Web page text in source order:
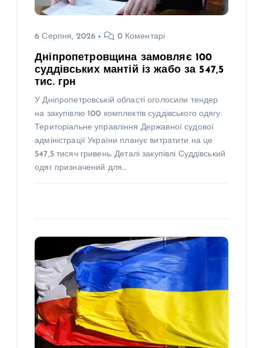
6 Серпня, 2026 0 Коментарі
Дніпропетровщина замовляє 100
суддівських мантій із жабо за 547,5
тис. грн
У Дніпропетровській області оголосили тендер
на закупівлю 100 комплектів суддівського одягу.
Територіальне управління Державної судової
адміністрації України планує витратити на це
547,5 тисяч гривень. Деталі закупівлі Суддівський
одяг призначений для…